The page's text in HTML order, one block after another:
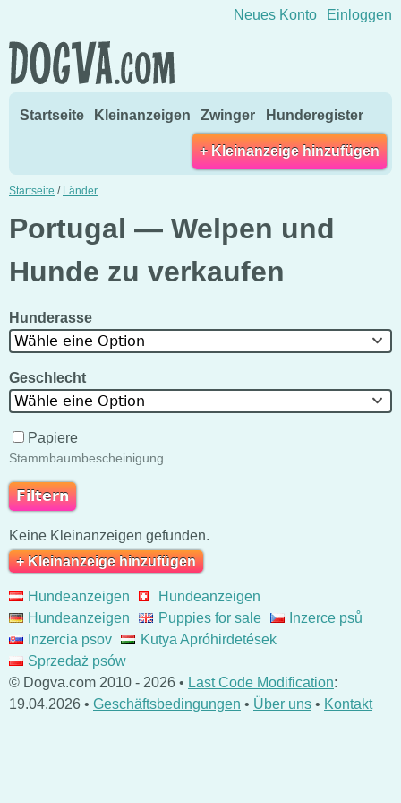
Direkt zum Inhalt wechseln
Neues Konto Einloggen
Startseite Kleinanzeigen Zwinger Hunderegister
+ Kleinanzeige hinzufügen
Startseite / Länder
Portugal — Welpen und
Hunde zu verkaufen
Hunderasse
Wähle eine Option
Geschlecht
Wähle eine Option
Papiere
Stammbaumbescheinigung.
Keine Kleinanzeigen gefunden.
+ Kleinanzeige hinzufügen
Hundeanzeigen
Hundeanzeigen
Hundeanzeigen
Puppies for sale
Inzerce psů
Inzercia psov
Kutya Apróhirdetések
Sprzedaż psów
© Dogva.com 2010 - 2026 • Last Code Modification:
19.04.2026 • Geschäftsbedingungen • Über uns • Kontakt